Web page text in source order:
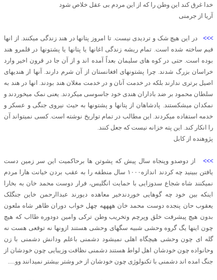
خدا غرق کند این وطن را که از این مردم بی عقل خلاص شود
آریا از جرمنی
>>> در این هیچ شک و تردیدی نیست. تا امروز پتانها در هند زندگی میکنند. از انها
فیم ساخته شده است. تمام ریشه زندگی اغانها یا پتانها یا پشتونها در قلمرو هند
بوده است. حتی در کوه های سلیمان بعداً آمده اند و از آن جا در قرون اخیر وارد
خراسان بزرگ شدند. چرا پشتونهای افغانستان از آن شرم دارند. آنها از هندیهای
اصیل برتری ندارند بلکه در خدمت آنان و در خدمت مغلان هند بودند. انها در هند به
سلطان محمود بر ضد باداران هندی خود جاسوسی میکردند. یعنی نمک میخوردند و
نمکدان میشکستند. پادشاهان از پتانها و پشتونها به حیث نیروی جنگی و عسکر و
خدمه استفاده میکردند. این مطالب در تمام تواریخ نوشته است. کسی نمیتواند آن
را انکار کند. این پته خزانه نیست که جعل کنند.
پژوهنده از کابل
>>> از دوصدو وپنجاه سال پیش که پشوتن ها برحاکمیت این سر زمین دست
یافتن ببینید چه کردند اندازه۱۰۰۰ سال منطقه را به عقب بردن خیانت هارا مردم
نمیکنند شاه شجاع سدوزایی با حمایت انگلیس، فرار دوست محمد خان به بخارا
اینکه بین خود چه گوهایی خوردندخیر معاهده دیورند عبداارحمن خاین جنگلک
یعقوب حان پنجده دوست محمد خان ههههه چهل خواب دوران ظاهر شاه ملعون
بدون هیچ پیشرفت خلق وپرچم وتخریب وطن ترکی وامین دودوره طااب که هیچ
چون اینها یگ گروه وحشی شبیه سگهای وحشی هستند ازونها نه توقعی هست نه
گله ای چون وحشی هیچگاه اهلی نمیشود دشمنی باعلم ودانش دشمنی با زن
وحانواده چون خودشان اهل لواط هستند دشمنی نظافت وزیبایی چون خودشان از
جنگ امده اند دشمنی با تکنولوژی چون خودشان از خر وشتر بیشتر نمیدانند وو.....